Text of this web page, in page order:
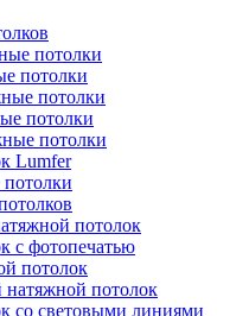
потолки
потолки
потолки
потолки
потолки
Lumfer
потолок
с фотопечатью
потолок
натяжной потолок
со световыми линиями